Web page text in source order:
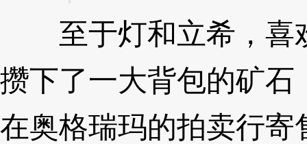
至于灯和立希，喜
攒下了一大背包的矿
在奥格瑞玛的拍卖行